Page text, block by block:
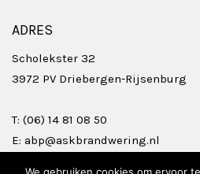
ADRES
Scholekster 32
3972 PV Driebergen-Rijsenburg
T: (06) 14 81 08 50
E: abp@askbrandwering.nl